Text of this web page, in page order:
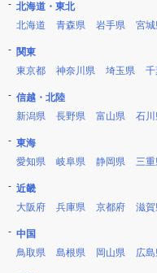
北海道・東北
北海道
青森県 岩手県 宮
関東
東京都
神奈川県 埼玉県
信越・北陸
新潟県
長野県 富山県 石
東海
愛知県
岐阜県 静岡県 三
近畿
大阪府
兵庫県 京都府 滋
中国
鳥取県
島根県 岡山県 広